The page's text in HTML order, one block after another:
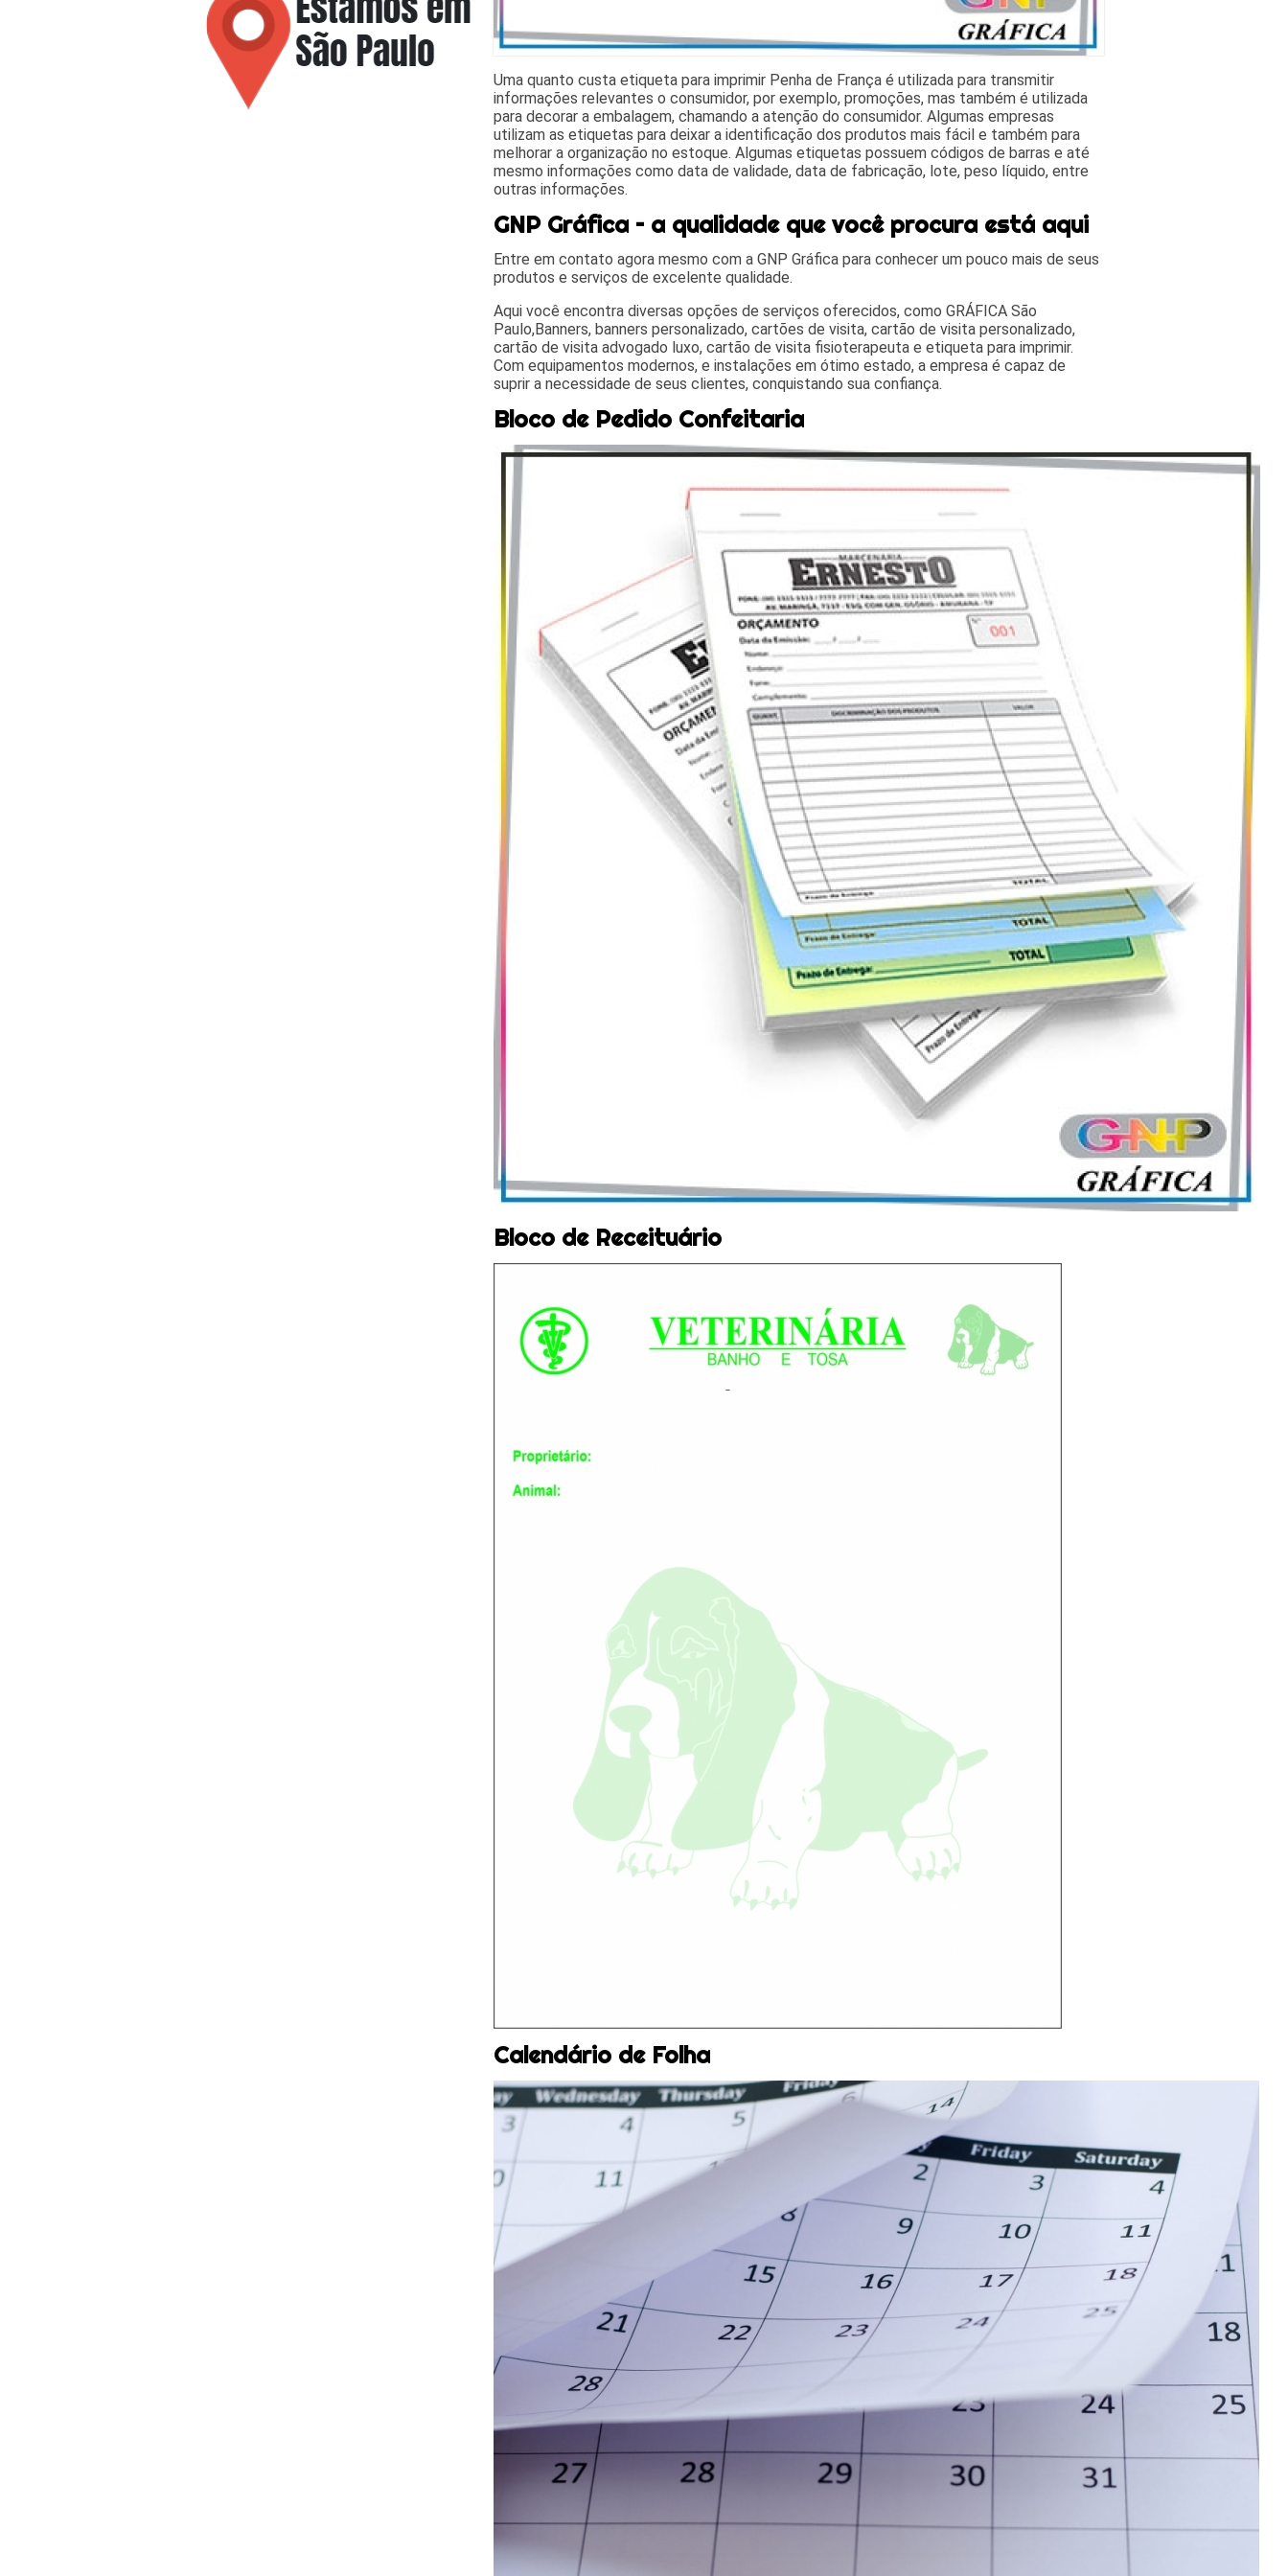
Uma quanto custa etiqueta para imprimir Penha de França é utilizada para transmitir
informações relevantes o consumidor, por exemplo, promoções, mas também é utilizada
para decorar a embalagem, chamando a atenção do consumidor. Algumas empresas
utilizam as etiquetas para deixar a identificação dos produtos mais fácil e também para
melhorar a organização no estoque. Algumas etiquetas possuem códigos de barras e até
mesmo informações como data de validade, data de fabricação, lote, peso líquido, entre
outras informações.
GNP Gráfica – a qualidade que você procura está aqui
Entre em contato agora mesmo com a GNP Gráfica para conhecer um pouco mais de seus
produtos e serviços de excelente qualidade.
Aqui você encontra diversas opções de serviços oferecidos, como GRÁFICA São
Paulo,Banners, banners personalizado, cartões de visita, cartão de visita personalizado,
cartão de visita advogado luxo, cartão de visita fisioterapeuta e etiqueta para imprimir.
Com equipamentos modernos, e instalações em ótimo estado, a empresa é capaz de
suprir a necessidade de seus clientes, conquistando sua confiança.
Bloco de Pedido Confeitaria
Bloco de Receituário
Calendário de Folha